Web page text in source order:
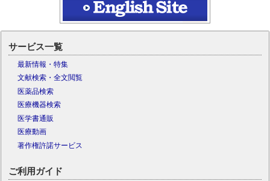
サービス一覧
最新情報・特集
文献検索・全文閲覧
医薬品検索
医療機器検索
医学書通販
医療動画
著作権許諾サービス
ご利用ガイド